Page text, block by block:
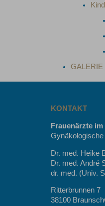
GALERIE
KONTAKT
Frauenärzte
Dr. med. Heike
Dr. med. André
dr. med. (Univ.
Ritterbrunnen 7
38100